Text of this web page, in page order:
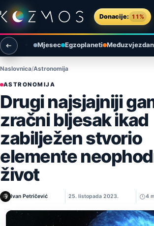
Preskoči na sadržaj
Donacije: 11%
Otvori izbornik
Otvori pretragu
Mjesec Egzoplaneti
Naslovnica Astronomija
ASTRONOMIJA
Drugi najsjajniji
zračni bljesak ikad
zabilježen stvorio
elemente
život
Ivan Petričević 25. listopada 2023. 4